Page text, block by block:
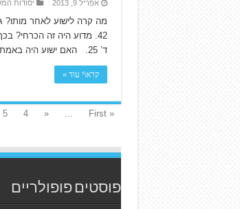
אפריל 9, 2013 יסודות
42. מדוע היה זה הכרחי?
ד’ 25. האם ישוע היה באמת אדם? האם ישוע …
קרא\י עוד »
« First
«
4
5
פוסטים פופולריים